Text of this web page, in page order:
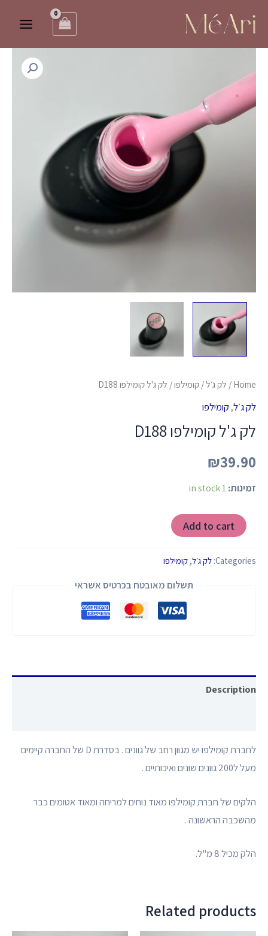
לתוכן
Home
/ לק ג׳ל/ קומילפו/ לק ג'ל קומילפו D188
לק ג׳ל, קומילפו
לק ג'ל קומילפו D188
₪39.90
זמינות:1 in stock
ג'ל
קומילפו
D188
quantity
Add to cart
Categories: לק ג׳ל, קומילפו
תשלום מאובטח בכרטיס אשראי
Description
לחברת קומילפו יש מגוון רחב של גוונים . בסדרת D של החברה קיימים
מעל ל200 גוונים שונים ואיכותיים .
הלקים של חברת קומילפו מאוד נוחים למריחה ומאוד אטומים כבר
מהשכבה הראשונה .
הלק מכיל 8 מ"ל.
Related products